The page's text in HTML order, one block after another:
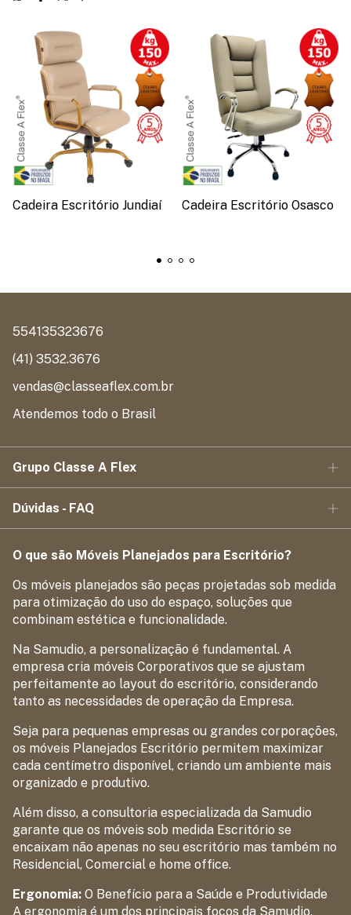
Cadeira Escritório Jundiaí Cadeira Escritório Osasco
554135323676
(41) 3532.3676
vendas@classeaflex.com.br
Atendemos todo o Brasil
Grupo Classe A Flex
Dúvidas - FAQ
O que são Móveis Planejados para Escritório?
Os móveis planejados são peças projetadas sob medida
para otimização do uso do espaço, soluções que
combinam estética e funcionalidade.
Na Samudio, a personalização é fundamental. A
empresa cria móveis Corporativos que se ajustam
perfeitamente ao layout do escritório, considerando
tanto as necessidades de operação da Empresa.
Seja para pequenas empresas ou grandes corporações,
os móveis Planejados Escritório permitem maximizar
cada centímetro disponível, criando um ambiente mais
organizado e produtivo.
Além disso, a consultoria especializada da Samudio
garante que os móveis sob medida Escritório se
encaixam não apenas no seu escritório mas também no
Residencial, Comercial e home office.
Ergonomia: O Benefício para a Saúde e Produtividade
A ergonomia é um dos principais focos da Samudio.